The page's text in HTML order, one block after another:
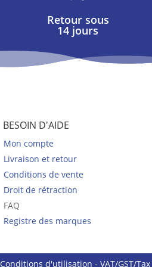
Retour sous
14 jours
BESOIN D'AIDE
Mon compte
Livraison et retour
Conditions de vente
Droit de rétraction
FAQ
Registre des marques
Conditions d'utilisation - VAT/GST/